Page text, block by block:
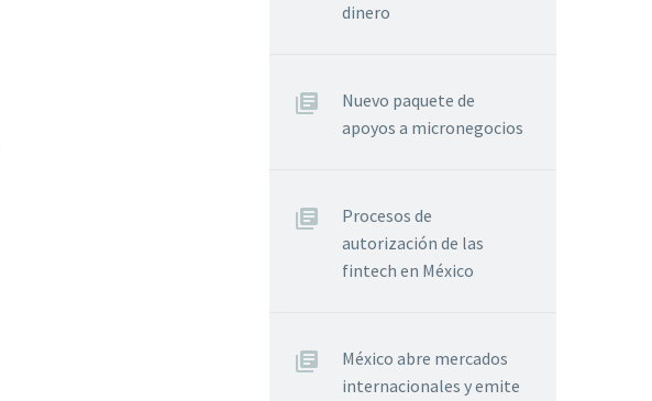
dinero
Nuevo paquete de
apoyos a micronegocios
Procesos de
autorización de las
fintech en México
México abre mercados
internacionales y emite